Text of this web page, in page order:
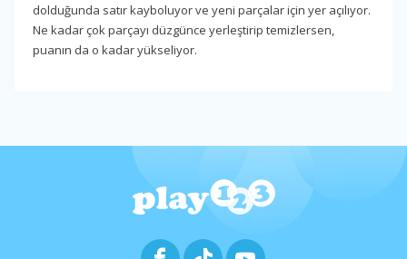
dolduğunda satır kayboluyor ve yeni parçalar için yer açılıyor.
Ne kadar çok parçayı düzgünce yerleştirip temizlersen,
puanın da o kadar yükseliyor.